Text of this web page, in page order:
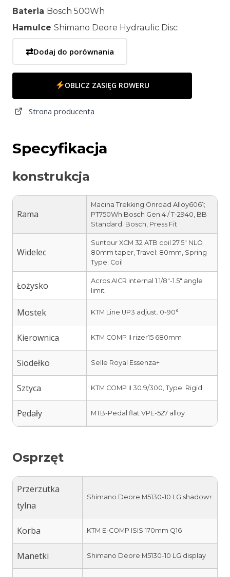
Bateria Bosch 500Wh
Hamulce Shimano Deore Hydraulic Disc
⇄Dodaj do porównania
OBLICZ ZASIĘG ROWERU
Strona producenta
Specyfikacja
konstrukcja
Rama
Macina Trekking Onroad Alloy6061;
PT750Wh Bosch Gen.4 / T-2940, BB
Standard: Bosch, Press Fit
Widelec
Suntour XCM 32 ATB coil 27.5″ NLO
80mm taper, Travel: 80mm, Spring
Type: Coil
Łożysko
Acros AICR internal 1.1/8″-1.5″ angle
limit
Mostek KTM Line UP3 adjust. 0-90°
Kierownica KTM COMP II rizer15 680mm
Siodełko Selle Royal Essenza+
Sztyca KTM COMP II 30.9/300, Type: Rigid
Pedały MTB-Pedal flat VPE-527 alloy
Osprzęt
Przerzutka
tylna
Shimano Deore M5130-10 LG shadow+
Korba KTM E-COMP ISIS 170mm Q16
Manetki Shimano Deore M5130-10 LG display